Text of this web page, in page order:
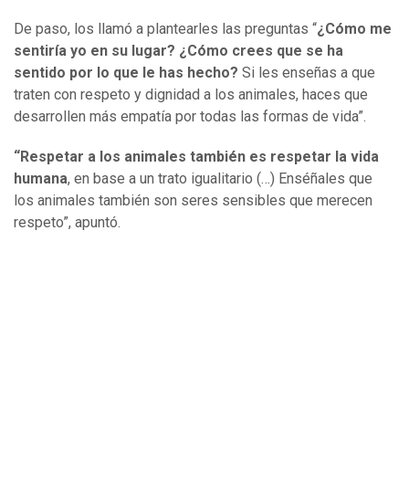
De paso, los llamó a plantearles las preguntas “¿Cómo me
sentiría yo en su lugar? ¿Cómo crees que se ha
sentido por lo que le has hecho? Si les enseñas a que
traten con respeto y dignidad a los animales, haces que
desarrollen más empatía por todas las formas de vida”.
“Respetar a los animales también es respetar la vida
humana, en base a un trato igualitario (…) Enséñales que
los animales también son seres sensibles que merecen
respeto”, apuntó.